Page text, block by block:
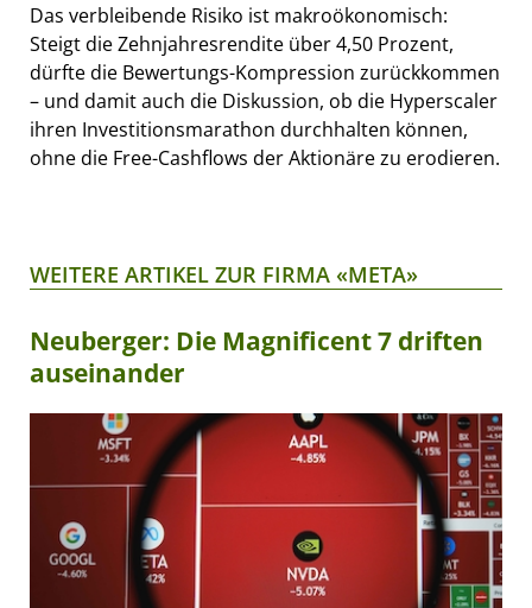
Das verbleibende Risiko ist makroökonomisch:
Steigt die Zehnjahresrendite über 4,50 Prozent,
dürfte die Bewertungs-Kompression zurückkommen
– und damit auch die Diskussion, ob die Hyperscaler
ihren Investitionsmarathon durchhalten können,
ohne die Free-Cashflows der Aktionäre zu erodieren.
WEITERE ARTIKEL ZUR FIRMA «META»
Neuberger: Die Magnificent 7 driften
auseinander